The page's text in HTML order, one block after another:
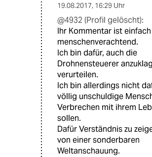
19.08.2017, 16:29 Uhr
@4932 (Profil gelöscht):
Ihr Kommentar ist
menschenverachtend.
Ich bin dafür, auch die
Drohnensteuerer
verurteilen.
Ich bin allerdings nicht
völlig unschuldige
Verbrechen mit ihrem
sollen.
Dafür Verständnis zu
von einer sonderbaren
Weltanschauung.